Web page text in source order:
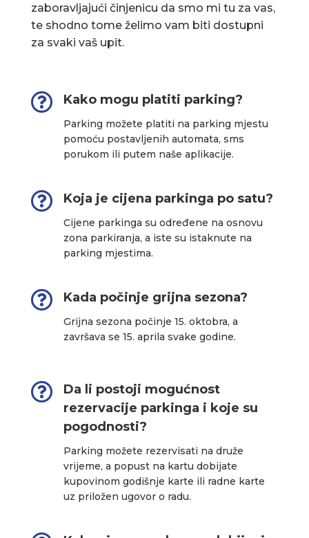
zaboravljajući činjenicu da smo mi tu za vas,
te shodno tome želimo vam biti dostupni
za svaki vaš upit.
 Kako mogu platiti parking?
Parking možete platiti na parking mjestu
pomoću postavljenih automata, sms
porukom ili putem naše aplikacije.
 Koja je cijena parkinga po satu?
Cijene parkinga su određene na osnovu
zona parkiranja, a iste su istaknute na
parking mjestima.
 Kada počinje grijna sezona?
Grijna sezona počinje 15. oktobra, a
završava se 15. aprila svake godine.

Da li postoji mogućnost
rezervacije parkinga i koje su
pogodnosti?
Parking možete rezervisati na druže
vrijeme, a popust na kartu dobijate
kupovinom godišnje karte ili radne karte
uz priložen ugovor o radu.